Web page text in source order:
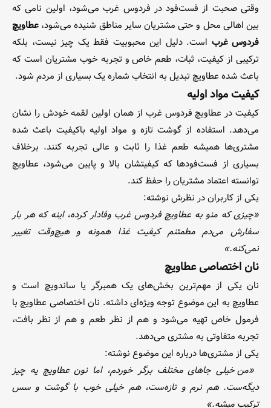
وقتی صحبت از فست‌فود در فردوس غرب می‌شود، اولین نامی که
بین اهالی محل و حتی مشتریان سایر مناطق شنیده می‌شود، عطاویچ
فردوس غرب است. دلیل این محبوبیت فقط یک چیز نیست، بلکه
ترکیبی از کیفیت، ثبات، طعم خاص و تجربه خوب مشتریان است که
باعث شده عطاویچ تبدیل به انتخاب شماره یک بسیاری از مردم شود.
کیفیت مواد اولیه
کیفیت در عطاویچ فردوس غرب از همان اولین لقمه خودش را نشان
می‌دهد. استفاده از گوشت تازه و مواد اولیه باکیفیت باعث شده
مشتری‌ها همیشه طعم غذا را ثابت و عالی تجربه کنند. برخلاف
بسیاری از فست‌فودها که کیفیتشان بالا و پایین می‌شود، عطاویچ
توانسته اعتماد مشتریان را حفظ کند.
یکی از کاربران در نظرش نوشته:
«چیزی که منو به عطاویچ فردوس غرب وفادار کرده، اینه که هر بار
سفارش می‌دم مطمئنم کیفیت غذا همونه و هیچ‌وقت تغییر
نمی‌کنه.»
نان اختصاصی عطاویچ
نان یکی از مهم‌ترین بخش‌های یک همبرگر یا ساندویچ است و
عطاویچ به این موضوع توجه ویژه‌ای داشته. نان اختصاصی عطاویچ با
فرمول خاص تهیه می‌شود و هم از نظر طعم و هم از نظر بافت،
تجربه متفاوتی به مشتری می‌دهد.
یکی از مشتری‌ها درباره این موضوع نوشته:
«من خیلی جاهای مختلف برگر خوردم، اما نون عطاویچ یه چیز
دیگه‌ست. هم نرم و تازه‌ست، هم خیلی خوب با گوشت و سس
ترکیب میشه.»